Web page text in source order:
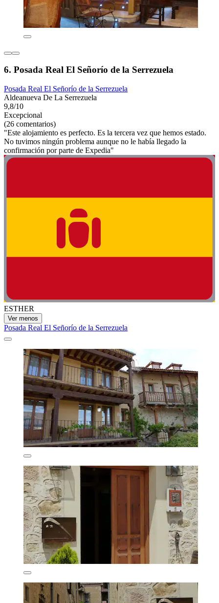
6. Posada Real El Señorío de la Serrezuela
Posada Real El Señorío de la Serrezuela
Aldeanueva De La Serrezuela
9,8/10
Excepcional
(26 comentarios)
"Este alojamiento es perfecto. Es la tercera vez que hemos estado.
No tuvimos ningún problema aunque no le había llegado la
confirmación por parte de Expedia"
ESTHER
Ver menos
Posada Real El Señorío de la Serrezuela